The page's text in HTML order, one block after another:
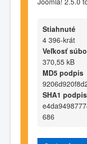
Stiahnuté
4 396-krát
Veľkosť
370,55 kB
MD5 podpis
SHA1 podpis
686